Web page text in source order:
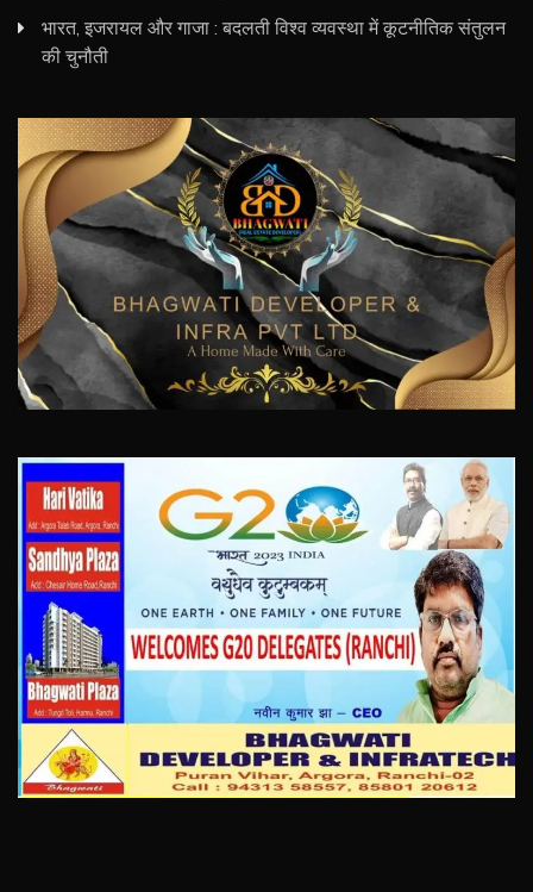
भारत, इजरायल और गाजा : बदलती विश्व व्यवस्था में कूटनीतिक संतुलन
की चुनौती